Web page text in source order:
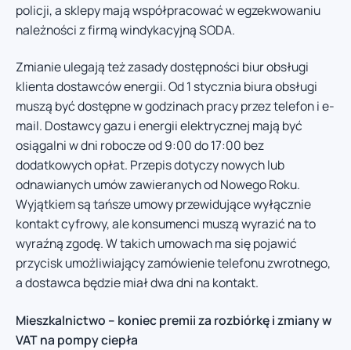
policji, a sklepy mają współpracować w egzekwowaniu
należności z firmą windykacyjną SODA.
Zmianie ulegają też zasady dostępności biur obsługi
klienta dostawców energii. Od 1 stycznia biura obsługi
muszą być dostępne w godzinach pracy przez telefon i e-
mail. Dostawcy gazu i energii elektrycznej mają być
osiągalni w dni robocze od 9:00 do 17:00 bez
dodatkowych opłat. Przepis dotyczy nowych lub
odnawianych umów zawieranych od Nowego Roku.
Wyjątkiem są tańsze umowy przewidujące wyłącznie
kontakt cyfrowy, ale konsumenci muszą wyrazić na to
wyraźną zgodę. W takich umowach ma się pojawić
przycisk umożliwiający zamówienie telefonu zwrotnego,
a dostawca będzie miał dwa dni na kontakt.
Mieszkalnictwo – koniec premii za rozbiórkę i zmiany w
VAT na pompy ciepła